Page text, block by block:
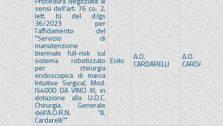
sensi dell'art. 76 co. 2,
lett. b) del d.lgs
36/2023 per
l'affidamento del
"Servizio di
manutenzione
biennale full-risk sul
sistema robotizzato
per chirurgia
endoscopica di marca
Intuitive Surgical, Mod.
IS4000 DA VINCI XI, in
dotazione alla U.O.C.
Chirurgia Generale
dell’A.O.R.N. “A.
Cardarelli”"
Esito A.O.
CARDARELLI
A.O.
CARDARELLI